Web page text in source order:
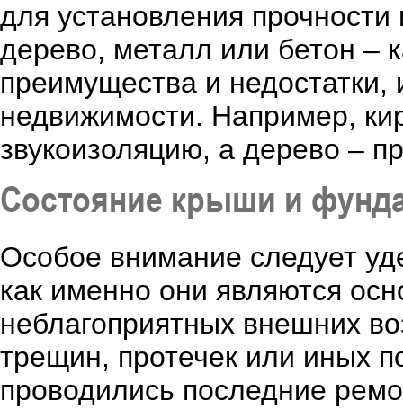
для установления прочности
дерево, металл или бетон –
преимущества и недостатки,
недвижимости. Например,
звукоизоляцию, а дерево –
Состояние крыши и
Особое внимание следует
как именно они являются
неблагоприятных внешних
трещин, протечек или иных
проводились последние